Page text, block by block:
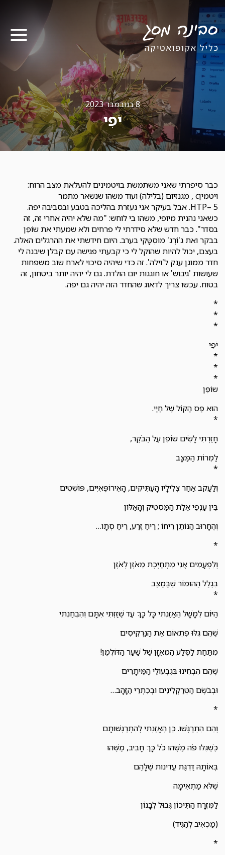
8 בנובמבר 2023
יֹפִי
כבר סיפרתי שאני משתמשת בויטמינים להעלאת מצב הרוח:
ויטמיןc , מגנזיום (בלילה) ועוד משהו שנשאר מתמר
5 –HTP. אבל בעיקר אני נעזרת בהליכה בטבע ובסביבה יפה.
כשאני נהנית מיופי, משהו בי לוחש: "מה שלא יהיה אחרי זה, זה
בסדר". כבר חדש שלא סידרתי לי פרחים ולא שמעתי את שוֹפֵּן
בבקר ואת ג'וֹרְג' מוּסְטָּקִי בערב. היום חידשתי את ההרגלים האלה.
בעצם, יכול להיות שהוקל לי כי קבעתי פגישה עם קבלן שיבנה לי
חדר ממוגן ענק ל'וילה'. זה כדי שיהיה סיכוי לארח שוב משפחות
שעושות 'גיבוש' או חוגגות יום הולדת. גם לי יהיה יותר ביטחון, זה
בטוח. עכשו צריך לדאוג שהחדר הזה יהיה גם יפה.
*
*
*
יֹפִי
*
*
*
שוֹפֵּן
הוּא פַּס הַקּוֹל שֶׁל חַיַּי.
*
חָזַרְתִּי לָשִׂים שוֹפֵּן עַל הַבֹּקֶר,
לַמְרוֹת הַמַּצָּב
*
וְלַעֲקֹב אַחַר צְלִילָיו הָעַתִּיקִים, הָאֵירוֹפֶּאִיִּים, פּוֹשְׁטִים
בֵּין עַנְפֵי אֵלַת הַמַּסְטִיק וְהָאַלּוֹן
וְהֶחָרוּב הַנּוֹתֵן רֵיחוֹ ; רֵיחַ זֶרַע, רֵיחַ סְתָו…
*
וְלִפְעָמִים אֲנִי מִתְחַיֶּכֶת מֵאֹזֶן לְאֹזֶן
בִּגְלַל הַהוּמוֹר שֶׁבַּמַצַּב
*
הַיּוֹם לְמָשָׁל הֶאֱזַנְתִּי כָּל כָּךְ עַד שֶׁזַּזְתִּי אִתָּם וְהִבְחַנְתִּי
שֶׁהֵם גִּלּוּ פִּתְאוֹם אֶת הַנַּרְקִיסִים
מִתַּחַת לַסֶּלַע הַמְּאֻזָּן שֶׁל שַׁעַר הַדּוֹלְמֶן!
שֶׁהֵם הִבְחִינוּ בְּגִבְעוֹלֵי הַמֵּיתָרִים
וּבְבֹשֶׂם הַטְּרַקְלִינִים וּבְכִתְרֵי הַזָּהָב…
*
וְהֵם הִתְרַגְּשׁוּ. כֵּן הֶאֱזַנְתִּי לְהִתְרַגְּשׁוּתָם
כְּשֶׁגִּלּוּ פֹּה מַשֶּׁהוּ כֹּל כָּךְ חָבִיב, מַשֶּׁהוּ
בְּאוֹתָהּ דַּרְגַּת עֲדִינוּת שֶׁלָּהֶם
שֶׁלֹּא מַתְאִימָה
לַמִּזְרָח הַתִּיכוֹן גְּבוּל לְבָנוֹן
(מַכְאִיב לְהַגִּיד)
*